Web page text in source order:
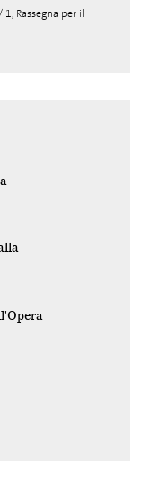
Rassegna per il